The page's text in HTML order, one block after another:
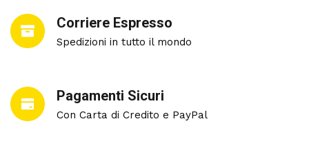
Corriere Espresso
Spedizioni in tutto il mondo
Pagamenti Sicuri
Con Carta di Credito e PayPal